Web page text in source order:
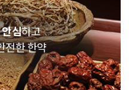
심하고
전한 한약